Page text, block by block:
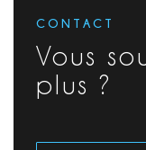
CONTACT
Vous
plus ?